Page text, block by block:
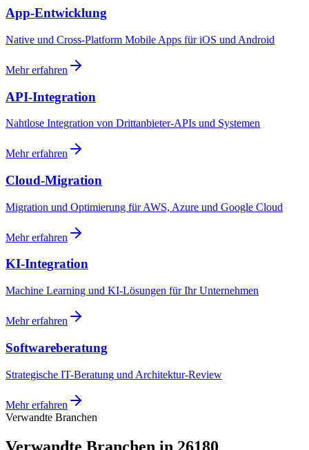
App-Entwicklung
Native und Cross-Platform Mobile Apps für iOS und Android
Mehr erfahren
API-Integration
Nahtlose Integration von Drittanbieter-APIs und Systemen
Mehr erfahren
Cloud-Migration
Migration und Optimierung für AWS, Azure und Google Cloud
Mehr erfahren
KI-Integration
Machine Learning und KI-Lösungen für Ihr Unternehmen
Mehr erfahren
Softwareberatung
Strategische IT-Beratung und Architektur-Review
Mehr erfahren
Verwandte Branchen
Verwandte Branchen in 26180